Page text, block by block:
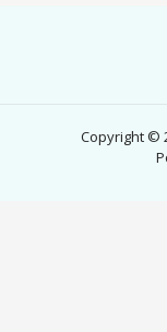
Copyright ©